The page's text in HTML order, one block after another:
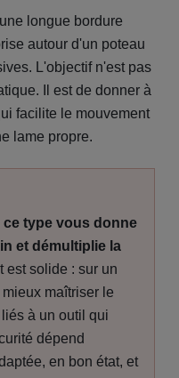
longue bordure
autour d'un poteau
L'objectif n'est pas
Il est de donner à
facilite le mouvement
lame propre.
type vous donne
et démultiplie la
est solide : sur un
maîtriser le
à un outil qui
dépend
en bon état, et